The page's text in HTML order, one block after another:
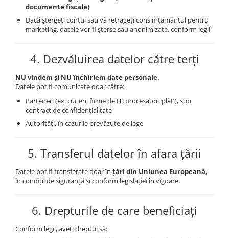
documente fiscale)
Dacă ștergeți contul sau vă retrageți consimțământul pentru
marketing, datele vor fi șterse sau anonimizate, conform legii
4. Dezvăluirea datelor către terți
NU vindem și NU închiriem date personale.
Datele pot fi comunicate doar către:
Parteneri (ex: curieri, firme de IT, procesatori plăți), sub
contract de confidențialitate
Autorități, în cazurile prevăzute de lege
5. Transferul datelor în afara țării
Datele pot fi transferate doar în țări din Uniunea Europeană,
în condiții de siguranță și conform legislației în vigoare.
6. Drepturile de care beneficiați
Conform legii, aveți dreptul să: